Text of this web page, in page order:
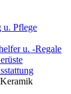
u. Pflege
u. -Regale